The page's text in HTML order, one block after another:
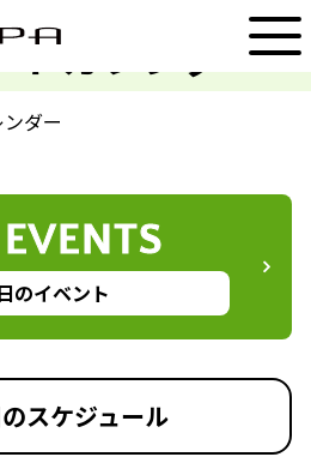
トカレンダー
ダー
のイベント
スケジュール